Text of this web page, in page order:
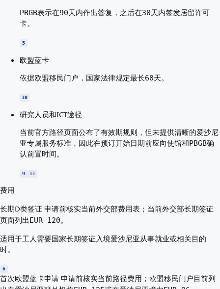
PBGB表示在90天内作出答复，之后在30天内签发居留许可
卡。
5
欧盟蓝卡
依据欧盟移民门户，国家法律规定最长60天。
10
研究人员和ICT途径
当前官方路径页面公布了有效期规则，但未提供清晰的爱沙尼
亚专属服务标准，因此在预订开始日期前应向使馆和PBGB确
认前置时间。
9 11
费用
长期D类签证 申请前核实当前外交部费用表；当前外交部长期签证
页面列出EUR 120。
适用于工人需要国家长期签证入境爱沙尼亚从事就业或相关目的
时。
6
首次欧盟蓝卡申请 申请前核实当前路径费用；欧盟移民门户目前列